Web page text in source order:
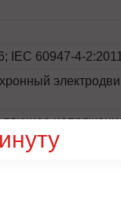
IEC 60947-4-2:2011
не